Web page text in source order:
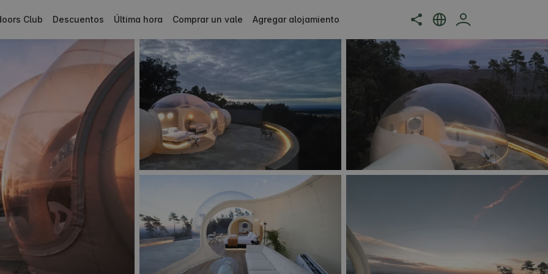
Club Descuentos Última hora Comprar un vale Agregar alojamiento